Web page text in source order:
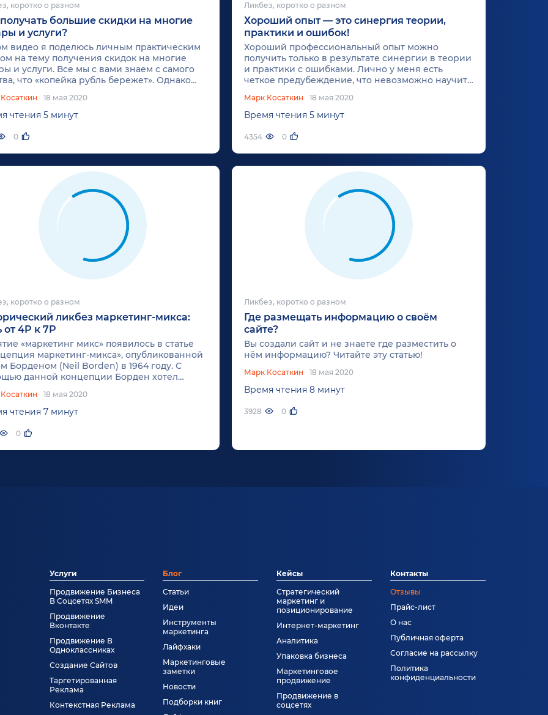
коротко о разном
большие скидки на многие
и услуги?
видео я поделюсь личным практическим
на тему получения скидок на многие
и услуги. Все мы с вами знаем с самого
что «копейка рубль бережет». Однако
кто старается сэкономить свой бюджет,
то, что «Не получает скидки
18 мая 2020
чтения 5 минут
0
Ликбез, коротко о разном
Хороший опыт — это синергия теории,
практики и ошибок!
Хороший профессиональный опыт можно
получить только в результате синергии в теории
и практики с ошибками. Лично у меня есть
четкое предубеждение, что невозможно научить
велосипеде в теории. И со взрослыми та же
самая история. Ну как можно научиться
Марк Косаткин 18 мая 2020
Время чтения 5 минут
4354 0
коротко о разном
ликбез маркетинг-микса:
от 4P к 7P
«маркетинг микс» появилось в статье
маркетинг-микса», опубликованной
Борденом (Neil Borden) в 1964 году. С
данной концепции Борден хотел
необходимые для создания
плана по развитию товара
«маркетинг — микс» по Бордену
18 мая 2020
чтения 7 минут
0
Ликбез, коротко о разном
Где размещать информацию о своём
сайте?
Вы создали сайт и не знаете где разместить о
нём информацию? Читайте эту статью!
Марк Косаткин 18 мая 2020
Время чтения 8 минут
3928 0
Услуги
Продвижение Бизнеса
В Соцсетях SMM
Продвижение
Вконтакте
Продвижение В
Одноклассниках
Создание Сайтов
Таргетированная
Реклама
Контекстная Реклама
Блог
Статьи
Идеи
Инструменты
маркетинга
Лайфхаки
Маркетинговые
заметки
Новости
Подборки книг
Кейсы
Стратегический
маркетинг и
позиционирование
Интернет-маркетинг
Аналитика
Упаковка бизнеса
Маркетинговое
продвижение
Продвижение в
соцсетях
Контакты
Отзывы
Прайс-лист
О нас
Публичная оферта
Согласие на рассылку
Политика
конфиденциальности